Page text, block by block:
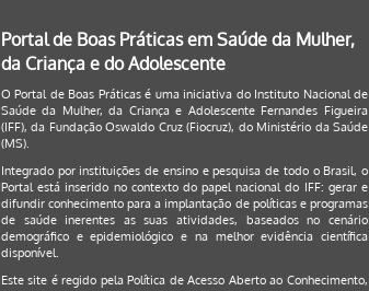
Portal de Boas Práticas em Saúde da Mulher,
da Criança e do Adolescente
O Portal de Boas Práticas é uma iniciativa do Instituto Nacional de
Saúde da Mulher, da Criança e Adolescente Fernandes Figueira
(IFF), da Fundação Oswaldo Cruz (Fiocruz), do Ministério da Saúde
(MS).
Integrado por instituições de ensino e pesquisa de todo o Brasil, o
Portal está inserido no contexto do papel nacional do IFF: gerar e
difundir conhecimento para a implantação de políticas e programas
de saúde inerentes as suas atividades, baseados no cenário
demográfico e epidemiológico e na melhor evidência científica
disponível.
Este site é regido pelaPolítica de Acesso Aberto ao Conhecimento,